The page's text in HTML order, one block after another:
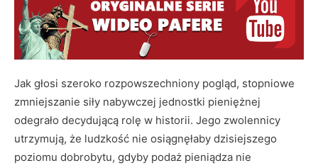
Jak głosi szeroko rozpowszechniony pogląd, stopniowe
zmniejszanie siły nabywczej jednostki pieniężnej
odegrało decydującą rolę w historii. Jego zwolennicy
utrzymują, że ludzkość nie osiągnęłaby dzisiejszego
poziomu dobrobytu, gdyby podaż pieniądza nie